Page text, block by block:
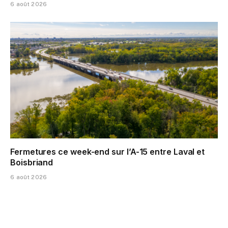
6 août 2026
Fermetures ce week-end sur l’A-15 entre Laval et
Boisbriand
6 août 2026